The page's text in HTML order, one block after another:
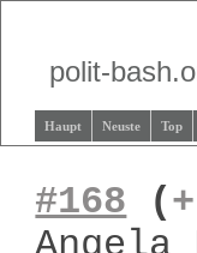
polit-
Haupt Neuste Top
#168 (+